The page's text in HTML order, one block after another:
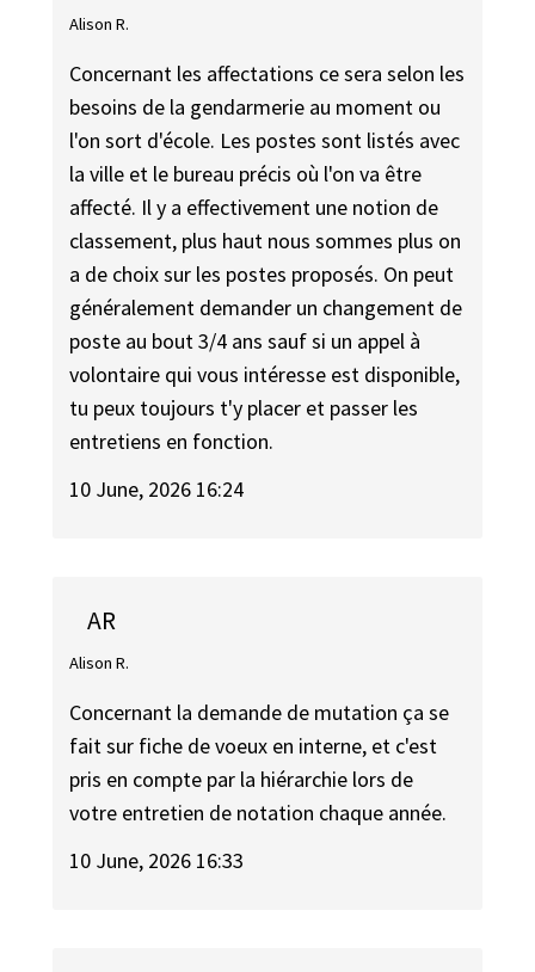
Alison R.
Concernant les affectations ce sera selon les
besoins de la gendarmerie au moment ou
l'on sort d'école. Les postes sont listés avec
la ville et le bureau précis où l'on va être
affecté. Il y a effectivement une notion de
classement, plus haut nous sommes plus on
a de choix sur les postes proposés. On peut
généralement demander un changement de
poste au bout 3/4 ans sauf si un appel à
volontaire qui vous intéresse est disponible,
tu peux toujours t'y placer et passer les
entretiens en fonction.
10 June, 2026 16:24
AR
Alison R.
Concernant la demande de mutation ça se
fait sur fiche de voeux en interne, et c'est
pris en compte par la hiérarchie lors de
votre entretien de notation chaque année.
10 June, 2026 16:33